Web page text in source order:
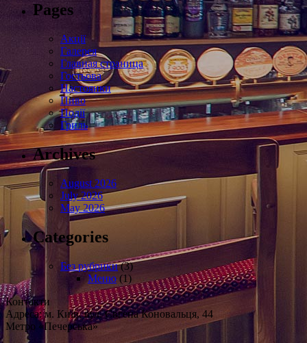
Pages
Акції
Галерея
Главная страница
Гостьова
Настоянки
Пиво
Події
Гриль
Archives
August 2026
July 2026
May 2026
Categories
Без рубрики(3)
Меню (1)
Контакти
Адреса: м. Київ, вул. Євгена Коновальця, 44
Метро «Печерська»